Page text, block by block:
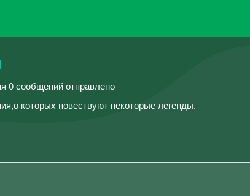
0 сообщений отправлено
которых повествуют некоторые легенды.